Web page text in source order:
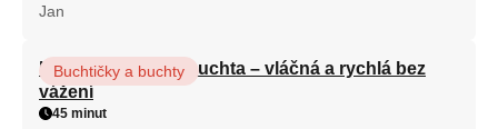
Jan
Hrnková maková buchta – vláčná a rychlá bez
vážení
Buchtičky a buchty
45 minut